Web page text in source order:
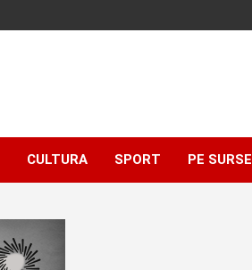
CULTURA SPORT PE SURSE